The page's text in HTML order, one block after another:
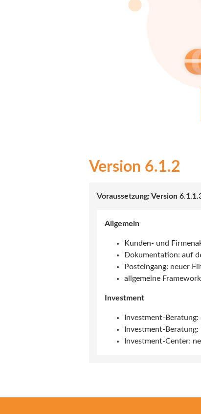
6.1.2
Allgemein
Kunden- und
Dokumentation: auf
Posteingang: neuer
allgemeine
Investment
Investment-
Investment-
Investment-Center: